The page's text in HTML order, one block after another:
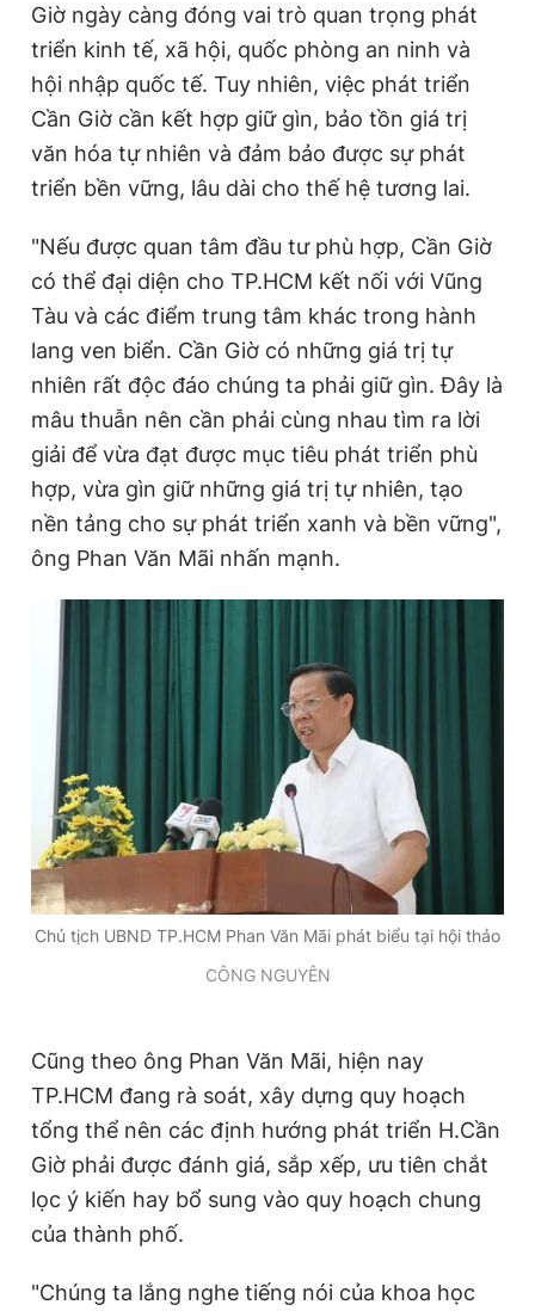
Giờ ngày càng đóng vai trò quan trọng phát
triển kinh tế, xã hội, quốc phòng an ninh và
hội nhập quốc tế. Tuy nhiên, việc phát triển
Cần Giờ cần kết hợp giữ gìn, bảo tồn giá trị
văn hóa tự nhiên và đảm bảo được sự phát
triển bền vững, lâu dài cho thế hệ tương lai.
"Nếu được quan tâm đầu tư phù hợp, Cần Giờ
có thể đại diện cho TP.HCM kết nối với Vũng
Tàu và các điểm trung tâm khác trong hành
lang ven biển. Cần Giờ có những giá trị tự
nhiên rất độc đáo chúng ta phải giữ gìn. Đây là
mâu thuẫn nên cần phải cùng nhau tìm ra lời
giải để vừa đạt được mục tiêu phát triển phù
hợp, vừa gìn giữ những giá trị tự nhiên, tạo
nền tảng cho sự phát triển xanh và bền vững",
ông Phan Văn Mãi nhấn mạnh.
Chủ tịch UBND TP.HCM Phan Văn Mãi phát biểu tại hội thảo
CÔNG NGUYÊN
Cũng theo ông Phan Văn Mãi, hiện nay
TP.HCM đang rà soát, xây dựng quy hoạch
tổng thể nên các định hướng phát triển H.Cần
Giờ phải được đánh giá, sắp xếp, ưu tiên chắt
lọc ý kiến hay bổ sung vào quy hoạch chung
của thành phố.
"Chúng ta lắng nghe tiếng nói của khoa học